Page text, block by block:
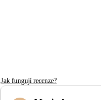
Jak fungují recenze?